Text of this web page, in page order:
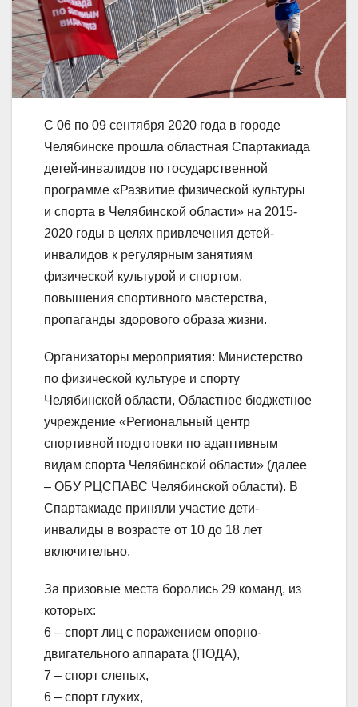
С 06 по 09 сентября 2020 года в городе
Челябинске прошла областная Спартакиада
детей-инвалидов по государственной
программе «Развитие физической культуры
и спорта в Челябинской области» на 2015-
2020 годы в целях привлечения детей-
инвалидов к регулярным занятиям
физической культурой и спортом,
повышения спортивного мастерства,
пропаганды здорового образа жизни.
Организаторы мероприятия: Министерство
по физической культуре и спорту
Челябинской области, Областное бюджетное
учреждение «Региональный центр
спортивной подготовки по адаптивным
видам спорта Челябинской области» (далее
– ОБУ РЦСПАВС Челябинской области). В
Спартакиаде приняли участие дети-
инвалиды в возрасте от 10 до 18 лет
включительно.
За призовые места боролись 29 команд, из
которых:
6 – спорт лиц с поражением опорно-
двигательного аппарата (ПОДА),
7 – спорт слепых,
6 – спорт глухих,